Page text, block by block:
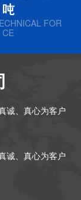
吨
FOR
CE
诚、真心为客户
诚、真心为客户